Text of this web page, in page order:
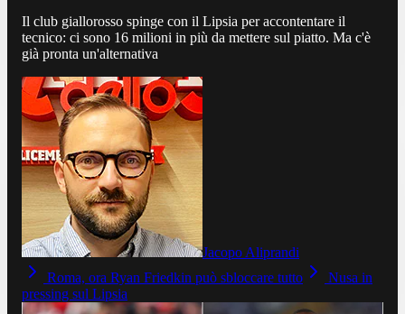
Il club giallorosso spinge con il Lipsia per accontentare il
tecnico: ci sono 16 milioni in più da mettere sul piatto. Ma c'è
già pronta un'alternativa
Jacopo Aliprandi
Roma, ora Ryan Friedkin può sbloccare tutto
Nusa in
pressing sul Lipsia